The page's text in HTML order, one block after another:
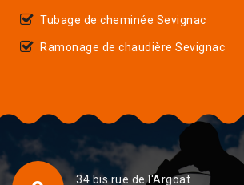
Tubage de cheminée Sevignac
Ramonage de chaudière Sevignac
34 bis rue de l'Argoat